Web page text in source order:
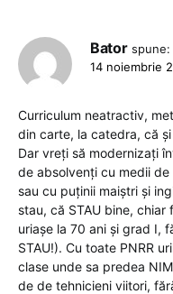
Bator spune:
14 noiembrie
Curriculum neatractiv,
din carte, la catedra, că
Dar vreți să modernizați
de absolvenți cu medii
sau cu puținii maiștri și
stau, că STAU bine,
uriașe la 70 ani și grad I,
STAU!). Cu toate PNRR
clase unde sa predea
de de tehnicieni viitori,